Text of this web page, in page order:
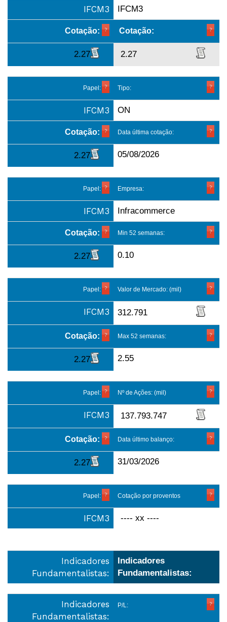
IFCM3 IFCM3
Cotação: Cotação:
2.27 2.27
Papel: Tipo:
IFCM3 ON
Cotação: Data última cotação:
2.27 05/08/2026
Papel: Empresa:
IFCM3 Infracommerce
Cotação: Min 52 semanas:
2.27 0.10
Papel: Valor de Mercado: (mil)
IFCM3 312.791
Cotação: Max 52 semanas:
2.27 2.55
Papel: Nº de Ações: (mil)
IFCM3 137.793.747
Cotação: Data último balanço:
2.27 31/03/2026
Papel: Cotação por proventos
IFCM3 ---- xx ----
Indicadores
Fundamentalistas:
Indicadores
Fundamentalistas:
Indicadores
Fundamentalistas:
P/L: